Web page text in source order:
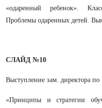
«одаренный ребенок».
Проблемы одаренных детей.
СЛАЙД №10
Выступление зам. директора
«Принципы и стратегии